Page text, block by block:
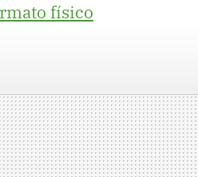
físico